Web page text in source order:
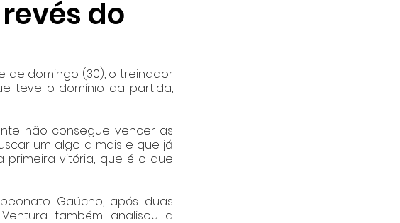
do
de domingo (30), o treinador
teve o domínio da partida,
não consegue vencer as
um algo a mais e que já
primeira vitória, que é o que
Gaúcho, após duas
também analisou a